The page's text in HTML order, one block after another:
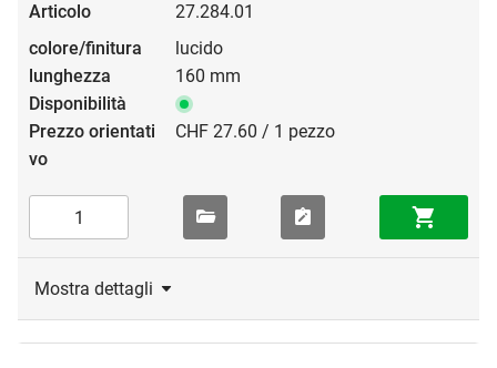
27.284.01
lucido
160 mm
CHF 27.60 / 1 pezzo
Mostra dettagli